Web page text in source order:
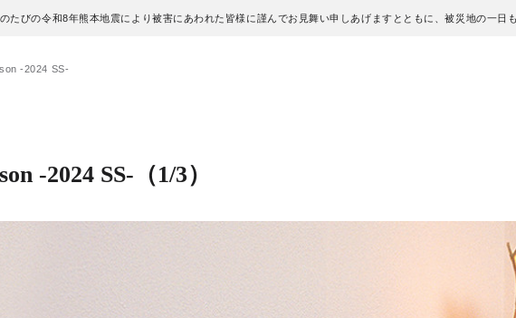
たびの令和8年熊本地震により被害にあわれた皆様に謹んでお見舞い申しあげますとともに、被災地の一日
-2024 SS-
-2024 SS- （1/3）